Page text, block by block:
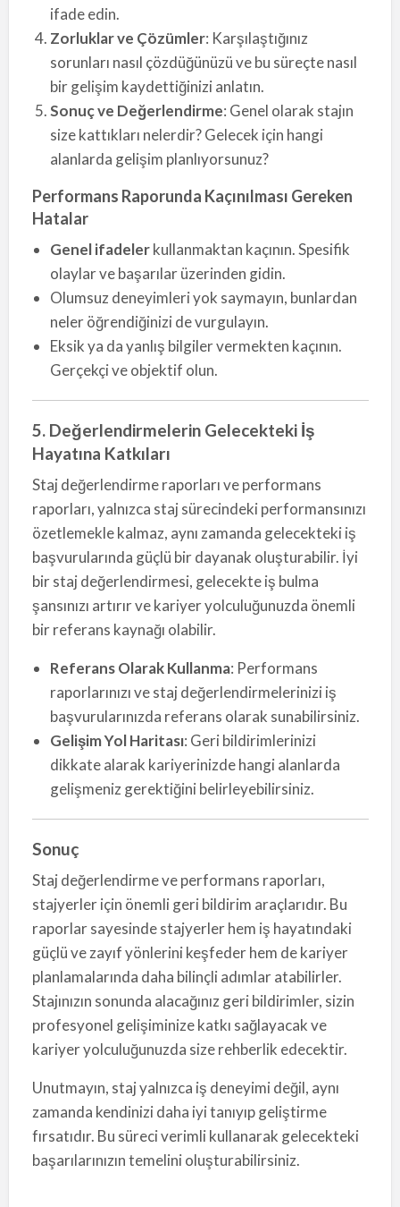
ifade edin.
Zorluklar ve Çözümler: Karşılaştığınız
sorunları nasıl çözdüğünüzü ve bu süreçte nasıl
bir gelişim kaydettiğinizi anlatın.
Sonuç ve Değerlendirme: Genel olarak stajın
size kattıkları nelerdir? Gelecek için hangi
alanlarda gelişim planlıyorsunuz?
Performans Raporunda Kaçınılması Gereken
Hatalar
Genel ifadelerkullanmaktan kaçının. Spesifik
olaylar ve başarılar üzerinden gidin.
Olumsuz deneyimleri yok saymayın, bunlardan
neler öğrendiğinizi de vurgulayın.
Eksik ya da yanlış bilgiler vermekten kaçının.
Gerçekçi ve objektif olun.
5. Değerlendirmelerin Gelecekteki İş
Hayatına Katkıları
Staj değerlendirme raporları ve performans
raporları, yalnızca staj sürecindeki performansınızı
özetlemekle kalmaz, aynı zamanda gelecekteki iş
başvurularında güçlü bir dayanak oluşturabilir. İyi
bir staj değerlendirmesi, gelecekte iş bulma
şansınızı artırır ve kariyer yolculuğunuzda önemli
bir referans kaynağı olabilir.
Referans Olarak Kullanma: Performans
raporlarınızı ve staj değerlendirmelerinizi iş
başvurularınızda referans olarak sunabilirsiniz.
Gelişim Yol Haritası: Geri bildirimlerinizi
dikkate alarak kariyerinizde hangi alanlarda
gelişmeniz gerektiğini belirleyebilirsiniz.
Sonuç
Staj değerlendirme ve performans raporları,
stajyerler için önemli geri bildirim araçlarıdır. Bu
raporlar sayesinde stajyerler hem iş hayatındaki
güçlü ve zayıf yönlerini keşfeder hem de kariyer
planlamalarında daha bilinçli adımlar atabilirler.
Stajınızın sonunda alacağınız geri bildirimler, sizin
profesyonel gelişiminize katkı sağlayacak ve
kariyer yolculuğunuzda size rehberlik edecektir.
Unutmayın, staj yalnızca iş deneyimi değil, aynı
zamanda kendinizi daha iyi tanıyıp geliştirme
fırsatıdır. Bu süreci verimli kullanarak gelecekteki
başarılarınızın temelini oluşturabilirsiniz.